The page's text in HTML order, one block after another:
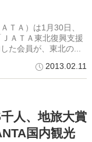
ＴＡ）は1月30日、
ＡＴＡ東北復興支援
た会員が、東北の...
2013.02.11
人、地旅大賞
国内観光